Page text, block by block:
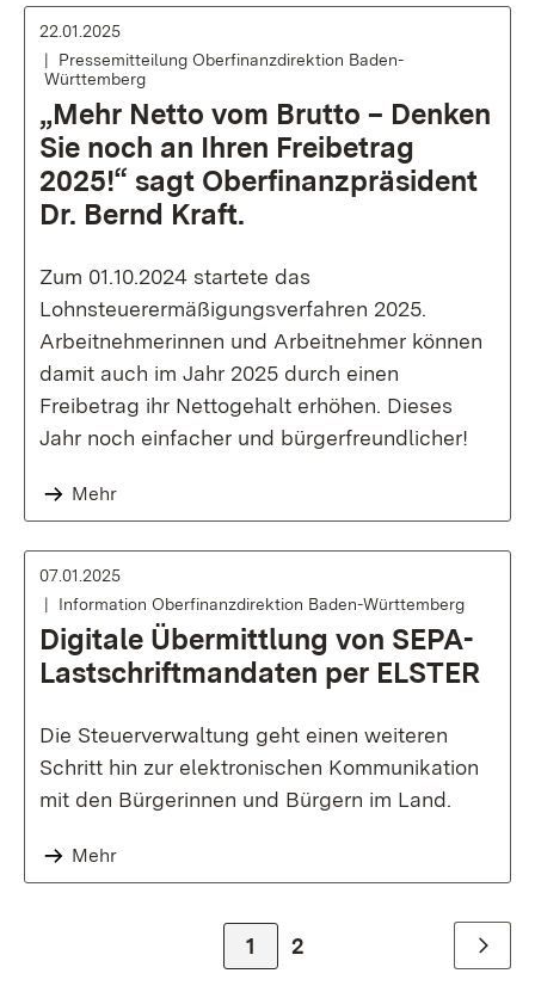
22.01.2025
Pressemitteilung Oberfinanzdirektion Baden-
Württemberg
„Mehr Netto vom Brutto – Denken
Sie noch an Ihren Freibetrag
2025!“ sagt Oberfinanzpräsident
Dr. Bernd Kraft.
Zum 01.10.2024 startete das
Lohnsteuerermäßigungsverfahren 2025.
Arbeitnehmerinnen und Arbeitnehmer können
damit auch im Jahr 2025 durch einen
Freibetrag ihr Nettogehalt erhöhen. Dieses
Jahr noch einfacher und bürgerfreundlicher!
Mehr
07.01.2025
Information Oberfinanzdirektion Baden-Württemberg
Digitale Übermittlung von SEPA-
Lastschriftmandaten per ELSTER
Die Steuerverwaltung geht einen weiteren
Schritt hin zur elektronischen Kommunikation
mit den Bürgerinnen und Bürgern im Land.
Mehr
Zur Seite
1 Zur Seite
2 Weiter